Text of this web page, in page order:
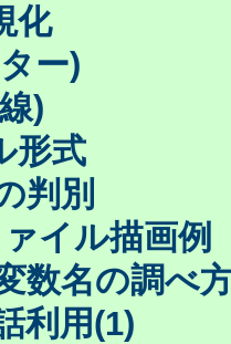
化
ー)
)
形式
判別
イル描画例
数名の調べ
利用(1)